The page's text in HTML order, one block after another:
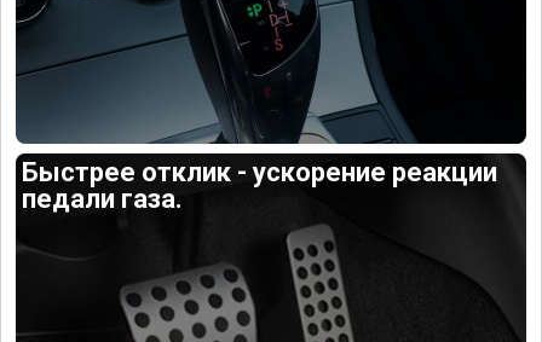
Быстрее отклик - ускорение реакции
педали газа.